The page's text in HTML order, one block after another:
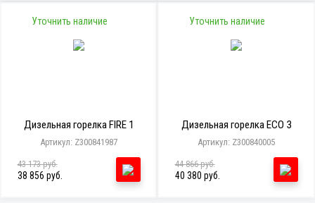
Уточнить наличие
Дизельная горелка FIRE 1
Артикул: Z300841987
43 173 руб.
38 856 руб.
Уточнить наличие
Дизельная горелка ECO 3
Артикул: Z300840005
44 866 руб.
40 380 руб.